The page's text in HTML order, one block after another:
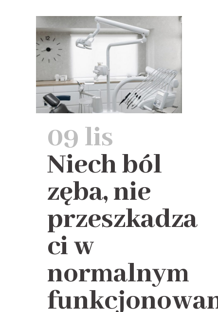
09 lis
Niech ból
zęba, nie
przeszkadza
ci w
normalnym